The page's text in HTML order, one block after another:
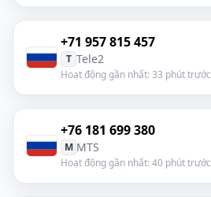
+71 957 815 457
T Tele2
Hoạt động gần nhất: 33 phút trước
+76 181 699 380
M MTS
Hoạt động gần nhất: 40 phút trước